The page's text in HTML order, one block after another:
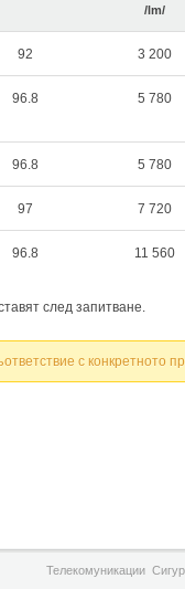
/lm/
92 3 200
96.8 5 780
96.8 5 780
97 7 720
96.8 11 560
след запитване.
с конкретното
Телекомуникации